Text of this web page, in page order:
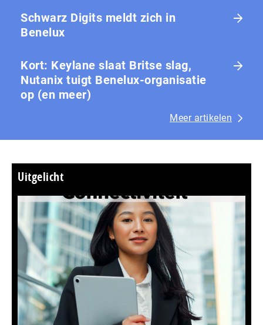
Schwarz Digits meldt zich in
Benelux
Kort: Keylane slaat Britse slag,
Nutanix tuigt Benelux-organisatie
op (en meer)
Meer artikelen
Uitgelicht